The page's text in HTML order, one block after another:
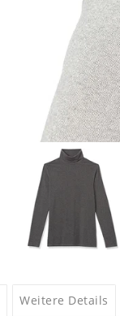
Weitere Details